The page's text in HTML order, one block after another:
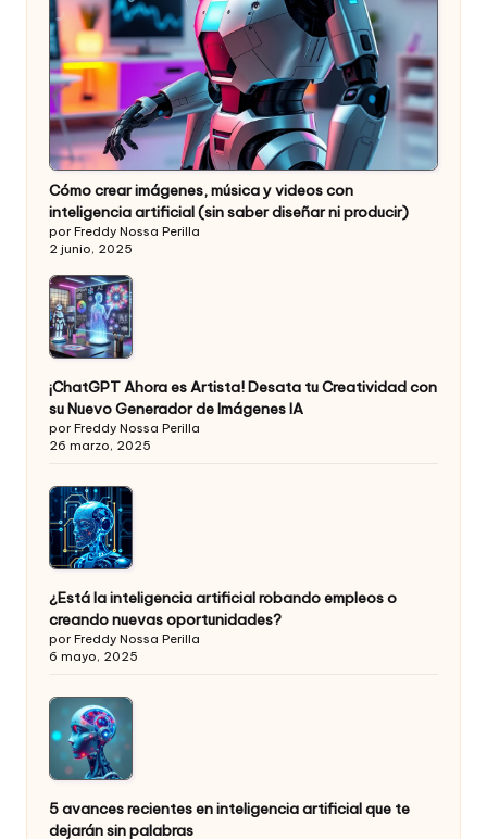
Cómo crear imágenes, música y videos con
inteligencia artificial (sin saber diseñar ni producir)
por Freddy Nossa Perilla
2 junio, 2025
¡ChatGPT Ahora es Artista! Desata tu Creatividad con
su Nuevo Generador de Imágenes IA
por Freddy Nossa Perilla
26 marzo, 2025
¿Está la inteligencia artificial robando empleos o
creando nuevas oportunidades?
por Freddy Nossa Perilla
6 mayo, 2025
5 avances recientes en inteligencia artificial que te
dejarán sin palabras